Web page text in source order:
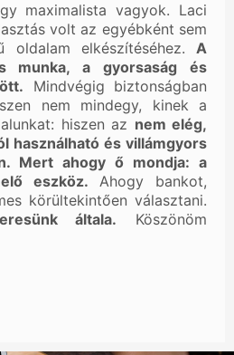
maximalista vagyok. Laci
volt az egyébként sem
oldalam elkészítéséhez. A
munka, a gyorsaság és
Mindvégig biztonságban
nem mindegy, kinek a
hiszen az nem elég,
használható és villámgyors
Mert ahogy ő mondja: a
eszköz. Ahogy bankot,
körültekintően választani.
általa. Köszönöm